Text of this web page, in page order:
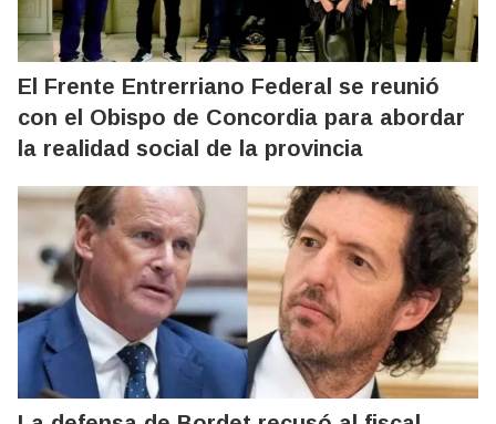
El Frente Entrerriano Federal se reunió
con el Obispo de Concordia para abordar
la realidad social de la provincia